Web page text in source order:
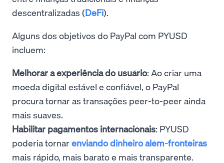
descentralizadas (DeFi).
Alguns dos objetivos do PayPal com PYUSD
incluem:
Melhorar a experiência do usuário: Ao criar uma
moeda digital estável e confiável, o PayPal
procura tornar as transações peer-to-peer ainda
mais suaves.
Habilitar pagamentos internacionais: PYUSD
poderia tornarenviando dinheiro além-fronteiras
mais rápido, mais barato e mais transparente.